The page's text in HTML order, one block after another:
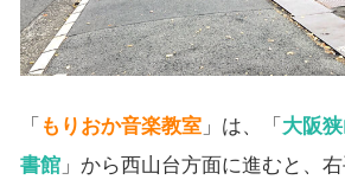
「もりおか音楽教室」は、「大阪
書館」から西山台方面に進むと、